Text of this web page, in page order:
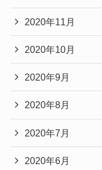
2020年11月
2020年10月
2020年9月
2020年8月
2020年7月
2020年6月